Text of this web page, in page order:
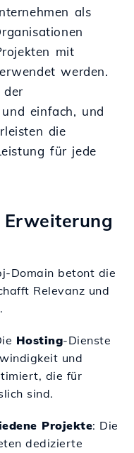
als
mit
werden.
der
einfach, und
die
für jede
Domain betont die
Relevanz und
Hosting-Dienste
und
die für
sind.
Projekte: Die
dedizierte